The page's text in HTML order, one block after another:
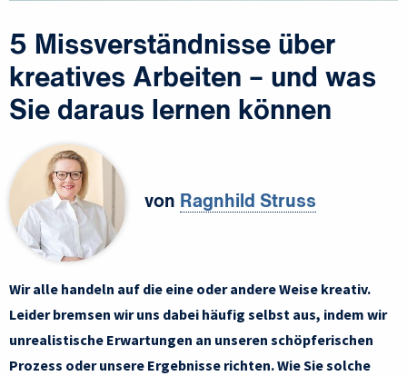
5 Missverständnisse über
kreatives Arbeiten – und was
Sie daraus lernen können
von Ragnhild Struss
Wir alle handeln auf die eine oder andere Weise kreativ.
Leider bremsen wir uns dabei häufig selbst aus, indem wir
unrealistische Erwartungen an unseren schöpferischen
Prozess oder unsere Ergebnisse richten. Wie Sie solche